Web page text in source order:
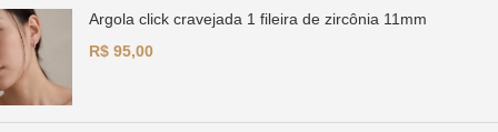
Argola click cravejada 1 fileira de zircônia 11mm
R$